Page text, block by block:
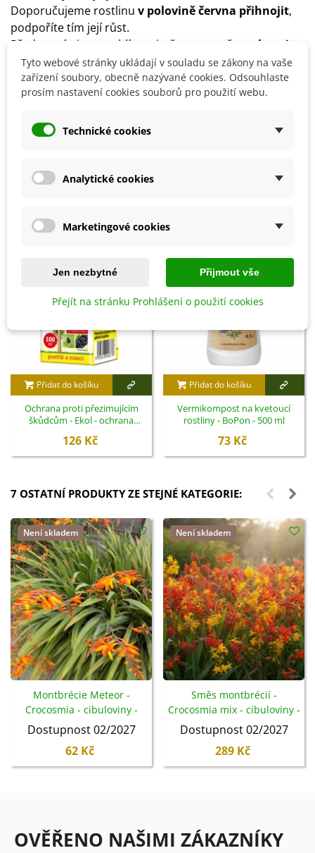
Doporučujeme rostlinu v polovině června přihnojit,
podpoříte tím její růst.
Před prvními mrazy hlízy vyjměte ze země a
uchovejte
je v chladu a suchu .
Mírnou zimu přečkají i na venkovním záhoně, ale je
nutné je zakrýt chvojím či mulčovací kůrou.
SOUVISEJÍCÍ PRODUKTY
Přidat do košíku
Ochrana proti přezimujícím
škůdcům - Ekol - ochrana
126 Kč
Přidat do košíku
Vermikompost na kvetoucí
rostliny - BoPon - 500 ml
73 Kč
7 OSTATNÍ PRODUKTY ZE STEJNÉ KATEGORIE:
Není skladem
Montbrécie Meteor -
Crocosmia - cibuloviny -
4 ks
Dostupnost 02/2027
62 Kč
Není skladem
Směs montbrécií -
Crocosmia mix - cibuloviny -
20 ks
Dostupnost 02/2027
289 Kč
OVĚŘENO NAŠIMI ZÁKAZNÍKY
Tyto webové stránky ukládají v souladu se zákony na vaše
zařízení soubory, obecně nazývané cookies. Odsouhlaste
prosím nastavení cookies souborů pro použití webu.
Technické cookies
Analytické cookies
Marketingové cookies
Jen nezbytné Přijmout vše
Přejít na stránku Prohlášení o použití cookies